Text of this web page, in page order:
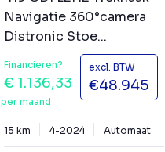
Navigatie 360°camera
Distronic Stoe...
Financieren?
€ 1.136,33
per maand
excl. BTW
€48.945
15 km 4-2024 Automaat